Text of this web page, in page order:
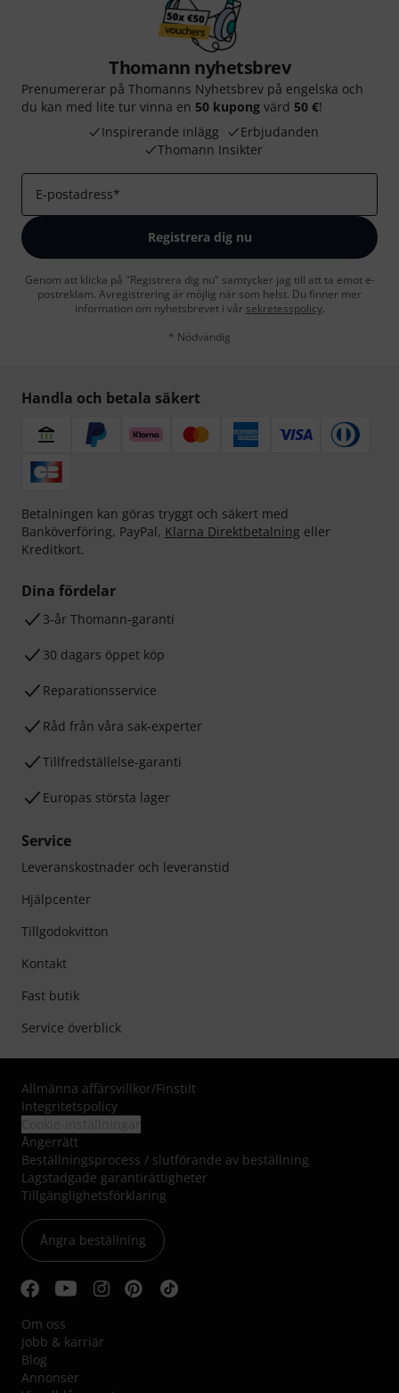
Thomann nyhetsbrev
Prenumererar på Thomanns Nyhetsbrev på engelska och
du kan med lite tur vinna en 50 kupong värd 50 €!
Inspirerande inlägg
Erbjudanden
Thomann Insikter
E-postadress*
Registrera dig nu
Genom att klicka på "Registrera dig nu" samtycker jag till att ta emot e-
postreklam. Avregistrering är möjlig när som helst. Du finner mer
information om nyhetsbrevet i vår sekretesspolicy.
* Nödvändig
Handla och betala säkert
Betalningen kan göras tryggt och säkert med
Banköverföring, PayPal, Klarna Direktbetalning eller
Kreditkort.
Dina fördelar
3-år Thomann-garanti
30 dagars öppet köp
Reparationsservice
Råd från våra sak-experter
Tillfredställelse-garanti
Europas största lager
Service
Leveranskostnader och leveranstid
Hjälpcenter
Tillgodokvitton
Kontakt
Fast butik
Service överblick
Allmänna affärsvillkor/Finstilt
Integritetspolicy
Ångerrätt
Beställningsprocess / slutförande av beställning
Lagstadgade garantirättigheter
Tillgänglighetsförklaring
Ångra beställning
Om oss
Jobb & karriär
Blog
Annonser